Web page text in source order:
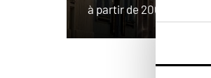
à partir de 2000€